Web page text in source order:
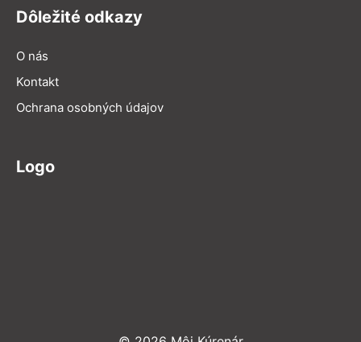
Dôležité odkazy
O nás
Kontakt
Ochrana osobných údajov
Logo